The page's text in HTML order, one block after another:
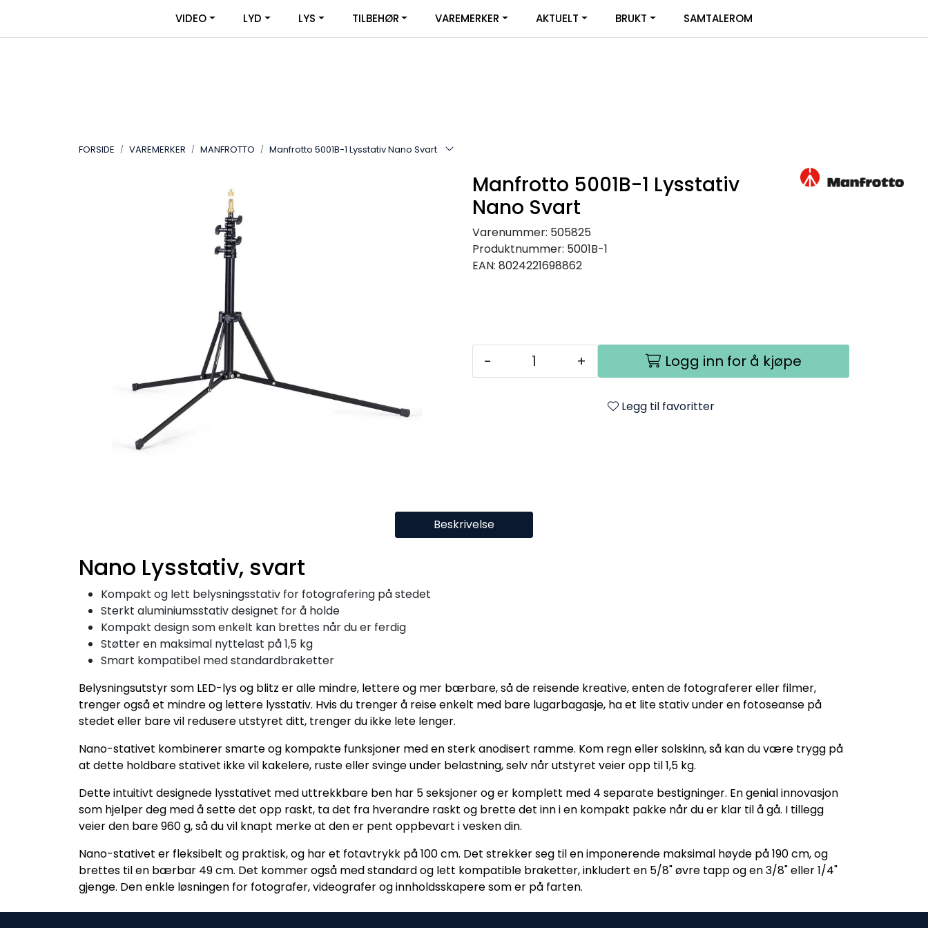
OM VIDEOUTSTYR | KONTAKT OSS SERVICE | FACEBOOK Infosenter Favoritter
VIDEO LYD LYS TILBEHØR VAREMERKER AKTUELT BRUKT SAMTALEROM
FORSIDE VAREMERKER MANFROTTO Manfrotto 5001B-1 Lysstativ Nano Svart
Manfrotto 5001B-1 Lysstativ
Nano Svart
Varenummer: 505825
Produktnummer: 5001B-1
EAN: 8024221698862
- + Logg inn for å kjøpe
Legg til favoritter
Beskrivelse
Nano Lysstativ, svart
Kompakt og lett belysningsstativ for fotografering på stedet
Sterkt aluminiumsstativ designet for å holde
Kompakt design som enkelt kan brettes når du er ferdig
Støtter en maksimal nyttelast på 1,5 kg
Smart kompatibel med standardbraketter
Belysningsutstyr som LED-lys og blitz er alle mindre, lettere og mer bærbare, så de reisende kreative, enten de fotograferer eller filmer,
trenger også et mindre og lettere lysstativ. Hvis du trenger å reise enkelt med bare lugarbagasje, ha et lite stativ under en fotoseanse på
stedet eller bare vil redusere utstyret ditt, trenger du ikke lete lenger.
Nano-stativet kombinerer smarte og kompakte funksjoner med en sterk anodisert ramme. Kom regn eller solskinn, så kan du være trygg på
at dette holdbare stativet ikke vil kakelere, ruste eller svinge under belastning, selv når utstyret veier opp til 1,5 kg.
Dette intuitivt designede lysstativet med uttrekkbare ben har 5 seksjoner og er komplett med 4 separate bestigninger. En genial innovasjon
som hjelper deg med å sette det opp raskt, ta det fra hverandre raskt og brette det inn i en kompakt pakke når du er klar til å gå. I tillegg
veier den bare 960 g, så du vil knapt merke at den er pent oppbevart i vesken din.
Nano-stativet er fleksibelt og praktisk, og har et fotavtrykk på 100 cm. Det strekker seg til en imponerende maksimal høyde på 190 cm, og
brettes til en bærbar 49 cm. Det kommer også med standard og lett kompatible braketter, inkludert en 5/8" øvre tapp og en 3/8" eller 1/4"
gjenge. Den enkle løsningen for fotografer, videografer og innholdsskapere som er på farten.